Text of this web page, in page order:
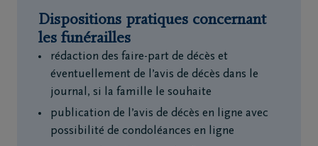
Dispositions pratiques concernant
les funérailles
rédaction des faire-part de décès et
éventuellement de l’avis de décès dans le
journal, si la famille le souhaite
publication de l’avis de décès en ligne avec
possibilité de condoléances en ligne